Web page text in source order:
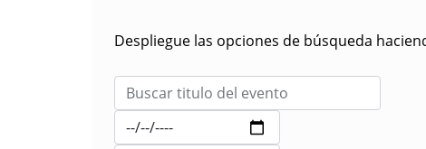
Despliegue las opciones de búsqueda